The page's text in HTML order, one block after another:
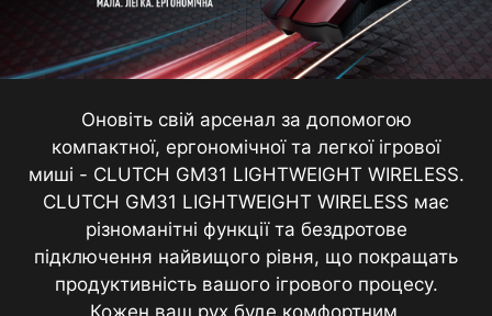
Оновіть свій арсенал за допомогою
компактної, ергономічної та легкої ігрової
миші - CLUTCH GM31 LIGHTWEIGHT WIRELESS.
CLUTCH GM31 LIGHTWEIGHT WIRELESS має
різноманітні функції та бездротове
підключення найвищого рівня, що покращать
продуктивність вашого ігрового процесу.
Кожен ваш рух буде комфортним.